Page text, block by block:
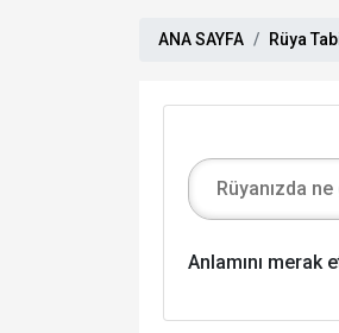
ANA SAYFA Rüya
Anlamını